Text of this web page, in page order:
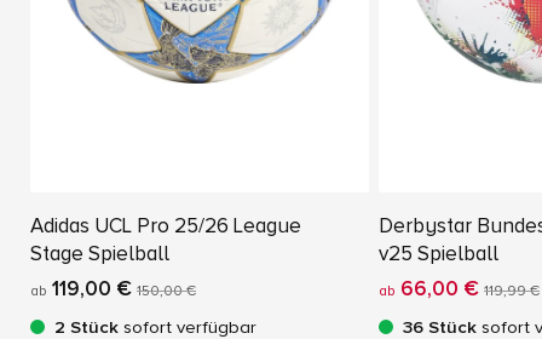
Adidas UCL Pro 25/26 League
Stage Spielball
ab 119,00 € 150,00 €
2 Stück sofort verfügbar
Derbystar
v25 Spielball
ab 66,00 € 119,99 €
36 Stück sofort